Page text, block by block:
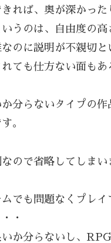
れば、奥が深かっ
うのは、自由度の
のに説明が不親切と
ても仕方ない面も
分らないタイプの
。
ので省略してしま
でも問題なくプレ
・
か分らないし、